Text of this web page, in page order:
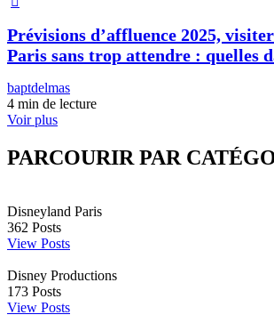
Prévisions d’affluence 2025,
Paris sans trop attendre : quelles
baptdelmas
4 min de lecture
Voir plus
PARCOURIR PAR
Disneyland Paris
362 Posts
View Posts
Disney Productions
173 Posts
View Posts